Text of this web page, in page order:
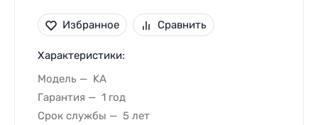
Избранное Сравнить
Характеристики:
Модель
KA
Гарантия
1 год
Срок службы
5 лет